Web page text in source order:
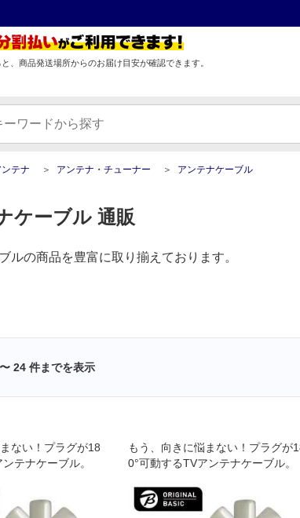
と、商品発送場所からのお届け目安が確認できます。
テナ アンテナ・チューナー アンテナケーブル
ケーブル 通販
ルの商品を豊富に取り揃えております。
〜 24 件までを表示
ない！プラグが18
テナケーブル。
もう、向きに悩まない！プラグが
0°可動するTVアンテナケーブル。